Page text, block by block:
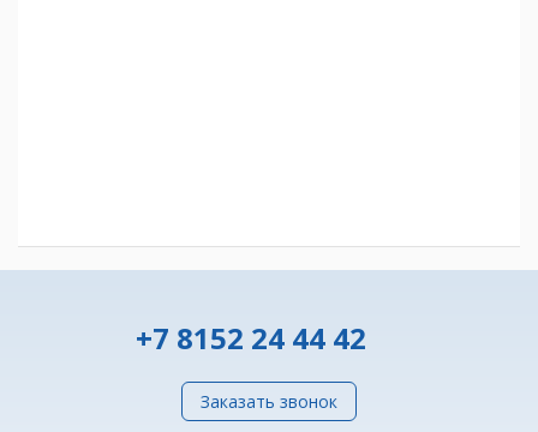
+7 8152 24 44 42
Заказать звонок